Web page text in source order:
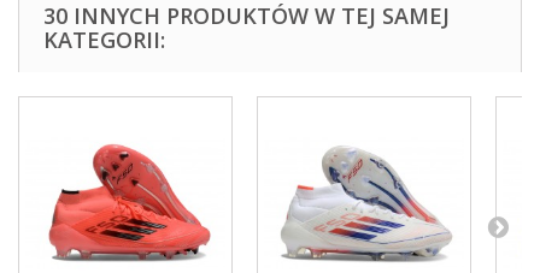
30 INNYCH PRODUKTÓW W TEJ SAMEJ
KATEGORII: